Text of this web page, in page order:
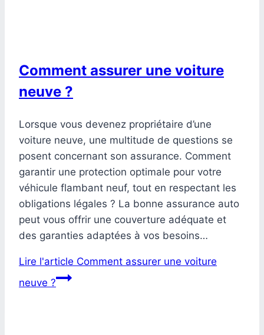
Comment assurer une voiture
neuve ?
Lorsque vous devenez propriétaire d’une
voiture neuve, une multitude de questions se
posent concernant son assurance. Comment
garantir une protection optimale pour votre
véhicule flambant neuf, tout en respectant les
obligations légales ? La bonne assurance auto
peut vous offrir une couverture adéquate et
des garanties adaptées à vos besoins…
Lire l'article Comment assurer une voiture
neuve ?